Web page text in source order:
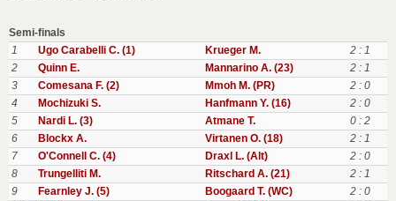
Semi-finals
1
Ugo Carabelli C. (1) Krueger M.
2 : 1
2
Quinn E. Mannarino A. (23)
2 : 1
3
Comesana F. (2) Mmoh M. (PR)
2 : 0
4
Mochizuki S. Hanfmann Y. (16)
2 : 0
5
Nardi L. (3) Atmane T.
0 : 2
6
Blockx A. Virtanen O. (18)
2 : 1
7
O'Connell C. (4) Draxl L. (Alt)
2 : 0
8
Trungelliti M. Ritschard A. (21)
2 : 1
9
Fearnley J. (5) Boogaard T. (WC)
2 : 0